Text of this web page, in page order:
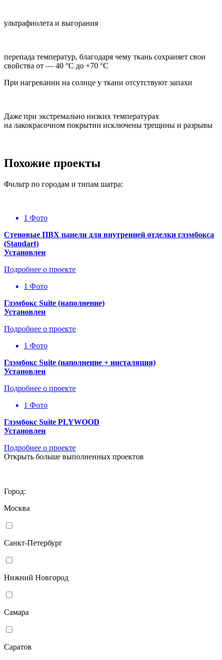
ультрафиолета и выгорания
перепада температур, благодаря чему ткань сохраняет свои
свойства от — 40 °C до +70 °C
При нагревании на солнце у ткани отсутствуют запахи
Даже при экстремально низких температурах
на лакокрасочном покрытии исключены трещины и разрывы
Похожие проекты
Фильтр по городам и типам шатра:
1 Фото
Стеновые ПВХ панели для внутренней отделки глэмбокса
(Standart)
Установлен
Подробнее о проекте
1 Фото
Глэмбокс Suite (наполнение)
Установлен
Подробнее о проекте
1 Фото
Глэмбокс Suite (наполнение + инсталяция)
Установлен
Подробнее о проекте
1 Фото
Глэмбокс Suite PLYWOOD
Установлен
Подробнее о проекте
Открыть больше выполненных проектов
Город:
Москва
Санкт-Петербург
Нижний Новгород
Самара
Саратов